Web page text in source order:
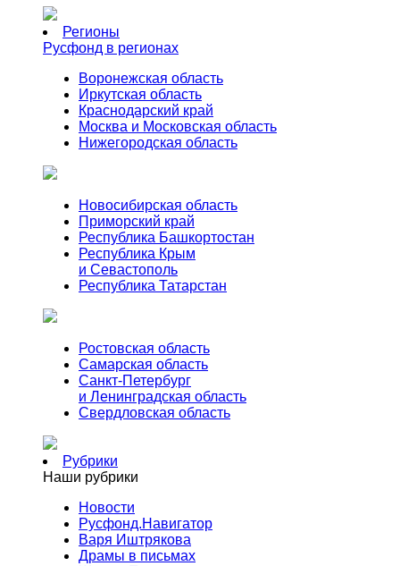
Регионы
Русфонд в регионах
Воронежская область
Иркутская область
Краснодарский край
Москва и Московская область
Нижегородская область
Новосибирская область
Приморский край
Республика Башкортостан
Республика Крым
и Севастополь
Республика Татарстан
Ростовская область
Самарская область
Санкт-Петербург
и Ленинградская область
Свердловская область
Рубрики
Наши рубрики
Новости
Русфонд.Навигатор
Варя Иштрякова
Драмы в письмах